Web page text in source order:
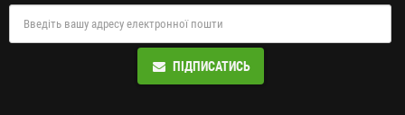
ПІДПИСАТИСЬ